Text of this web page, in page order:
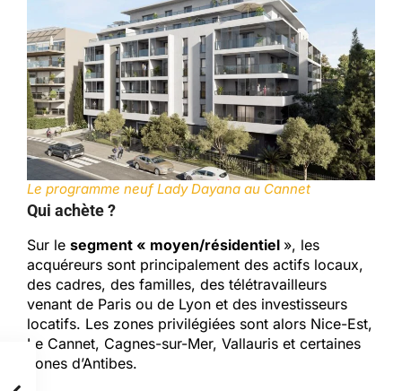
Le programme neuf Lady Dayana au Cannet
Qui achète ?
Sur le segment « moyen/résidentiel », les
acquéreurs sont principalement des actifs locaux,
des cadres, des familles, des télétravailleurs
venant de Paris ou de Lyon et des investisseurs
locatifs. Les zones privilégiées sont alors Nice-Est,
Le Cannet, Cagnes-sur-Mer, Vallauris et certaines
zones d’Antibes.